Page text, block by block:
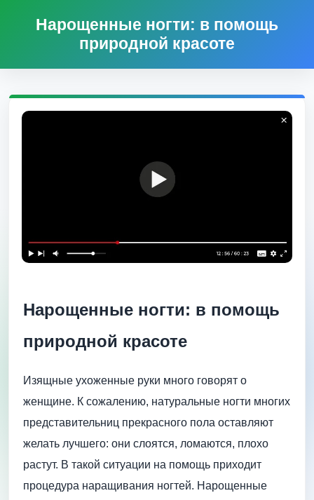
Нарощенные ногти: в помощь
природной красоте
Нарощенные ногти: в помощь
природной красоте
Изящные ухоженные руки много говорят о
женщине. К сожалению, натуральные ногти многих
представительниц прекрасного пола оставляют
желать лучшего: они слоятся, ломаются, плохо
растут. В такой ситуации на помощь приходит
процедура наращивания ногтей. Нарощенные